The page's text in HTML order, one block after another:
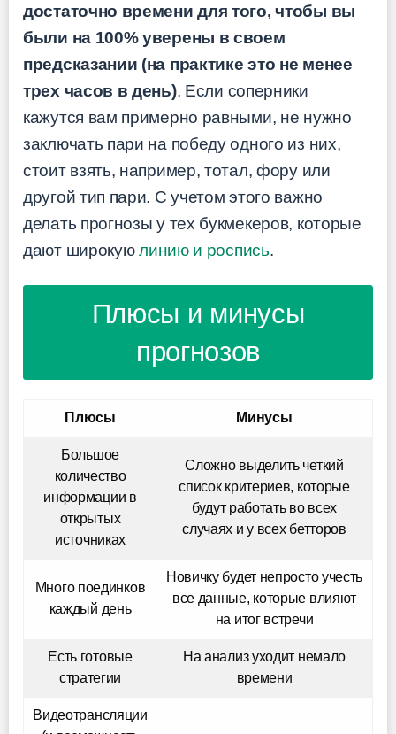
достаточно времени для того, чтобы вы
были на 100% уверены в своем
предсказании (на практике это не менее
трех часов в день). Если соперники
кажутся вам примерно равными, не нужно
заключать пари на победу одного из них,
стоит взять, например, тотал, фору или
другой тип пари. С учетом этого важно
делать прогнозы у тех букмекеров, которые
дают широкуюлинию и роспись.
Плюсы и минусы
прогнозов
Плюсы Минусы
Большое
количество
информации в
открытых
источниках
Сложно выделить четкий
список критериев, которые
будут работать во всех
случаях и у всех бетторов
Много поединков
каждый день
Новичку будет непросто учесть
все данные, которые влияют
на итог встречи
Есть готовые
стратегии
На анализ уходит немало
времени
Видеотрансляции